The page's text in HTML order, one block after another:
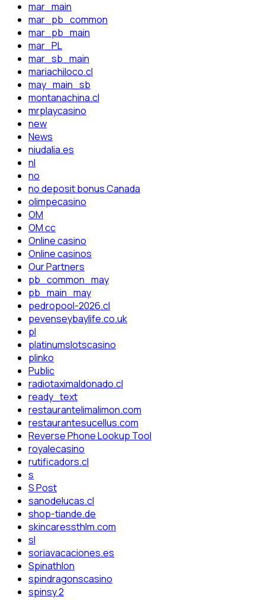
mar_main
mar_pb_common
mar_pb_main
mar_PL
mar_sb_main
mariachiloco.cl
may_main_sb
montanachina.cl
mrplaycasino
new
News
niudalia.es
nl
no
no deposit bonus Canada
olimpecasino
OM
OM cc
Online casino
Online casinos
Our Partners
pb_common_may
pb_main_may
pedropool-2026.cl
pevenseybaylife.co.uk
pl
platinumslotscasino
plinko
Public
radiotaximaldonado.cl
ready_text
restaurantelimalimon.com
restaurantesucellus.com
Reverse Phone Lookup Tool
royalecasino
rutificadors.cl
s
S Post
sanodelucas.cl
shop-tiande.de
skincaressthlm.com
sl
soriavacaciones.es
Spinathlon
spindragonscasino
spinsy 2